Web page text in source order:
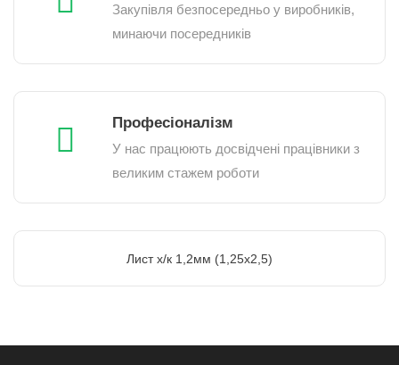
Закупівля безпосередньо у виробників,
минаючи посередників
Професіоналізм
У нас працюють досвідчені працівники з
великим стажем роботи
Лист х/к 1,2мм (1,25х2,5)